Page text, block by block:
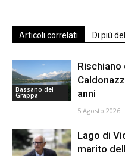
Articoli correlati Di più
Bassano del
Grappa
Rischiano
anni
5 Agosto 2026
Lago di
marito